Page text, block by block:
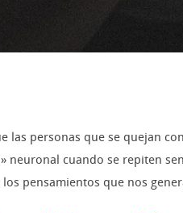
las personas que se quejan
neuronal cuando se repiten
los pensamientos que nos